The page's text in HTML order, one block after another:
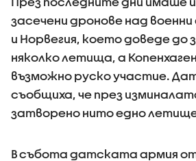
засечени дронове над
и Норвегия, което доведе до
няколко летища, а
възможно руско участие.
съобщиха, че през
затворено нито едно
В събота датската армия